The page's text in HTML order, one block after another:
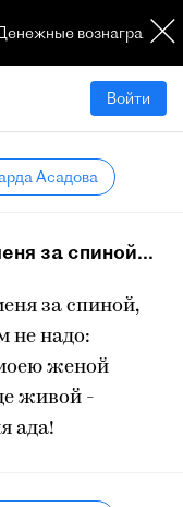
Войти
Асадова
за спиной...
за спиной,
не надо:
женой
живой -
ада!